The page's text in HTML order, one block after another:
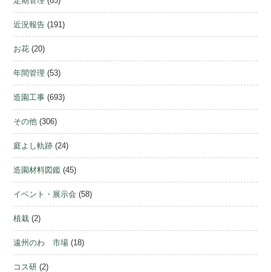
近況報告 (191)
お花 (20)
年間管理 (53)
造園工事 (693)
その他 (306)
庭よし軌跡 (24)
造園材料図鑑 (45)
イベント・展示会 (58)
植栽 (2)
遠州のわ 市場 (18)
コス研 (2)